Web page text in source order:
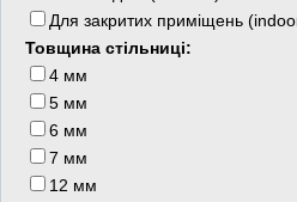
Для закритих приміщень
Товщина стільниці:
4 мм
5 мм
6 мм
7 мм
12 мм